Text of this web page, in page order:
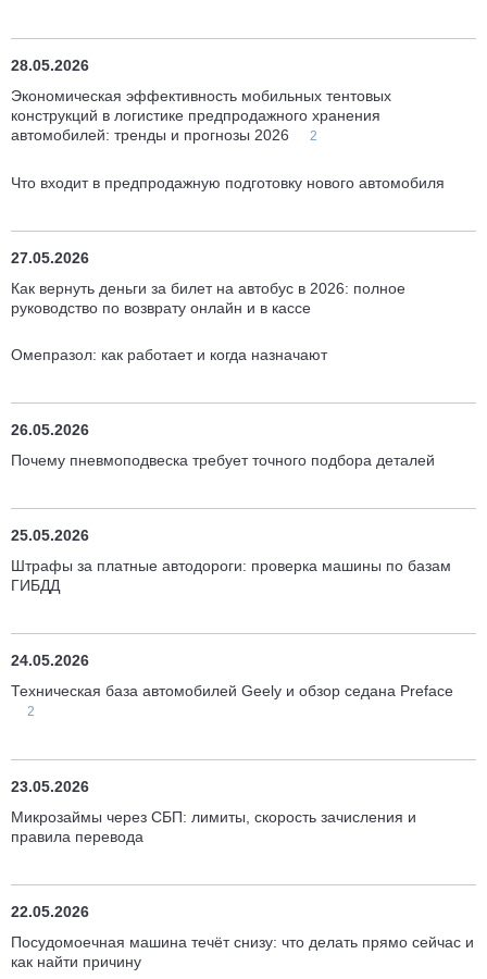
28.05.2026
Экономическая эффективность мобильных тентовых
конструкций в логистике предпродажного хранения
автомобилей: тренды и прогнозы 2026
2
Что входит в предпродажную подготовку нового автомобиля
27.05.2026
Как вернуть деньги за билет на автобус в 2026: полное
руководство по возврату онлайн и в кассе
Омепразол: как работает и когда назначают
26.05.2026
Почему пневмоподвеска требует точного подбора деталей
25.05.2026
Штрафы за платные автодороги: проверка машины по базам
ГИБДД
24.05.2026
Техническая база автомобилей Geely и обзор седана Preface
2
23.05.2026
Микрозаймы через СБП: лимиты, скорость зачисления и
правила перевода
22.05.2026
Посудомоечная машина течёт снизу: что делать прямо сейчас и
как найти причину